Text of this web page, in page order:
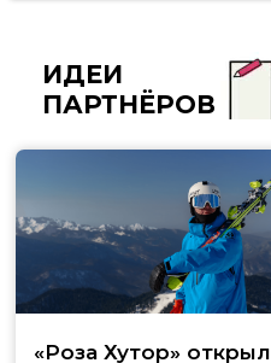
ИДЕИ
ПАРТНЁРОВ
«Роза Хутор» открыл